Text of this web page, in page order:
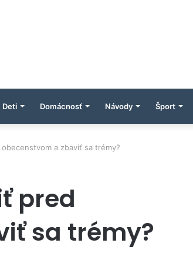
Deti Domácnosť Návody Šport
a zbaviť sa trémy?
pred
sa trémy?